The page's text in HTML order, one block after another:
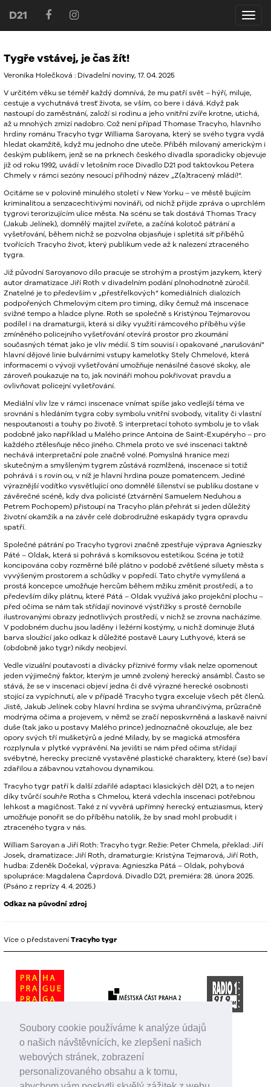
Soubory cookie používáme k analýze údajů
o našich návštěvnících, ke zlepšení našich
webových stránek, zobrazení
personalizovaného obsahu a k tomu,
D21
D21
Tygře vstávej, je čas žít!
Veronika Holečková : Divadelní noviny, 17. 04. 2025
V určitém věku se téměř každý domnívá, že mu patří svět – hýří, miluje,
cestuje a vychutnává tresť života, se vším, co bere i dává. Když pak
nastoupí do zaměstnání, založí si rodinu a jeho vnitřní zvíře krotne, utichá,
až u mnohých zmizí nadobro. Což není případ Thomase Tracyho, hlavního
hrdiny románu Tracyho tygr Williama Saroyana, který se svého tygra vydá
hledat okamžitě, když mu jednoho dne uteče. Příběh milovaný americkým i
českým publikem, jenž se na prknech českého divadla sporadicky objevuje
již od roku 1992, uvádí v letošním roce Divadlo D21 pod taktovkou Petera
Chmely v rámci sezóny nesoucí příhodný název „Z(a)tracený mládí!“.
Ocitáme se v polovině minulého století v New Yorku – ve městě bujícím
kriminalitou a senzacechtivými novináři, od nichž přijde zpráva o uprchlém
tygrovi terorizujícím ulice města. Na scénu se tak dostává Thomas Tracy
(Jakub Jelínek), domnělý majitel zvířete, a začíná kolotoč pátrání a
vyšetřování, během nichž se pozvolna objasňuje i spletitá síť příběhů
tvořících Tracyho život, který publikum vede až k nalezení ztraceného
tygra.
Již původní Saroyanovo dílo pracuje se strohým a prostým jazykem, který
autor dramatizace Jiří Roth v divadelním podání plnohodnotně zúročil.
Znatelné je to především v „přestřelkových“ komediálních dialozích
podpořených Chmelovým citem pro timing, díky čemuž má inscenace
svižné tempo a hladce plyne. Roth se společně s Kristýnou Tejmarovou
podílel i na dramaturgii, která si díky využití rámcového příběhu výše
zmíněného policejního vyšetřování otevírá prostor pro zkoumání
současných témat jako je vliv médií. S tím souvisí i opakované „narušování“
hlavní dějové linie bulvárními vstupy kamelotky Stely Chmelové, která
informacemi o vývoji vyšetřování umožňuje nenásilné časové skoky, ale
zároveň poukazuje na to, jak novináři mohou pokřivovat pravdu a
ovlivňovat policejní vyšetřování.
Mediální vliv lze v rámci inscenace vnímat spíše jako vedlejší téma ve
srovnání s hledáním tygra coby symbolu vnitřní svobody, vitality či vlastní
nespoutanosti a touhy po životě. S interpretací tohoto symbolu je to však
podobně jako například u Malého prince Antoina de Saint-Exupéryho – pro
každého ztělesňuje něco jiného. Chmela proto ve své inscenaci taktně
nechává interpretační pole značně volné. Pomyslná hranice mezi
skutečným a smyšleným tygrem zůstává rozmlžená, inscenace si totiž
pohrává i s rovin ou, v níž je hlavní hrdina pouze pomatencem. Jediné
výraznější vodítko vysvětlující ono domnělé šílenství se publiku dostane v
závěrečné scéně, kdy dva policisté (ztvárnění Samuelem Neduhou a
Petrem Pochopem) přistoupí na Tracyho plán přehrát si jeden důležitý
životní okamžik a na závěr celé dobrodružné eskapády tygra opravdu
spatří.
Společné pátrání po Tracyho tygrovi značně zpestřuje výprava Agnieszky
Páté – Oldak, která si pohrává s komiksovou estetikou. Scéna je totiž
koncipována coby rozměrné bílé plátno v podobě zvětšené siluety města s
vyvýšeným prostorem a schůdky v popředí. Tato chytře vymyšlená a
prostá koncepce umožňuje hercům během mžiku změnit prostředí, a to
především díky plátnu, které Pátá – Oldak využívá jako projekční plochu –
před očima se nám tak střídají novinové výstřižky s prostě černobíle
ilustrovanými obrazy jednotlivých prostředí, v nichž se zrovna nacházíme.
V podobném duchu jsou laděny i ležérní kostýmy, u nichž dominuje žlutá
barva sloužící jako odkaz k důležité postavě Laury Luthyové, která se
(obdobně jako tygr) nikdy neobjeví.
Vedle vizuální poutavosti a divácky příznivé formy však nelze opomenout
jeden výjimečný faktor, kterým je umně zvolený herecký ansámbl. Často se
stává, že se v inscenaci objeví jedna či dvě výrazné herecké osobnosti
stojící za vypíchnutí, ale v případě Tracyho tygra exceluje všech pět členů.
Jistě, Jakub Jelínek coby hlavní hrdina se svýma uhrančivýma, průzračně
modrýma očima a projevem, v němž se zračí neposkvrněná a laskavě naivní
duše (tak jako u postavy Malého prince) jednoznačně okouzluje, ale bez
opory svých tří mušketýrů a jedné Milady, by se magická atmosféra
rozplynula v plytké vyprávění. Na jevišti se nám před očima střídají
svébytné, herecky precizně vystavěné plastické charaktery, které (se) baví
zdařilou a zábavnou vztahovou dynamikou.
Tracyho tygr patří k další zdařilé adaptaci klasických děl D21, a to nejen
díky tvůrčí souhře Rotha s Chmelou, která vdechla inscenaci potřebnou
lehkost a magičnost. Také z ní vyvěrá upřímný herecký entuziasmus, který
umožňuje ponořit se do příběhu natolik, že by snad mohl probudit i
ztraceného tygra v nás.
William Saroyan a Jiří Roth: Tracyho tygr. Režie: Peter Chmela, překlad: Jiří
Josek, dramatizace: Jiří Roth, dramaturgie: Kristýna Tejmarová, Jiří Roth,
hudba: Zdeněk Dočekal, výprava: Agnieszka Pátá – Oldak, pohybová
spolupráce: Magdalena Čaprdová. Divadlo D21, premiéra: 28. února 2025.
(Psáno z reprízy 4. 4. 2025.)
Odkaz na původní zdroj
Více o představení Tracyho tygr